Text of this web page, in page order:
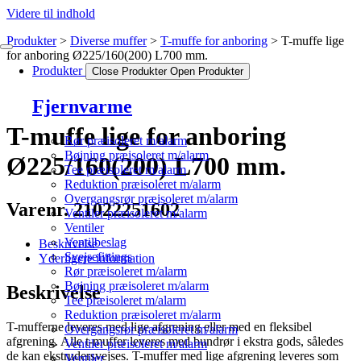
Videre til indhold
Produkter Close Produkter Open Produkter
Fjernvarme
Rør præisoleret m/alarm
Bøjning præisoleret m/alarm
Tee præisoleret m/alarm
Reduktion præisoleret m/alarm
Overgangsrør præisoleret m/alarm
Ventiler præisoleret m/alarm
Ventiler
Ventilbeslag
Svejsefittings
Rør præisoleret m/alarm
Bøjning præisoleret m/alarm
Tee præisoleret m/alarm
Reduktion præisoleret m/alarm
Overgangsrør præisoleret m/alarm
Ventiler præisoleret m/alarm
Ventiler
Produkter Diverse muffer T-muffe for anboring
T-muffe lige
for anboring Ø225/160(200) L700 mm.
T-muffe lige for anboring
Ø225/160(200) L700 mm.
Varenr. 21022251602
Beskrivelse
Yderligere information
Beskrivelse
T-mufferne leveres med lige afgrening eller med en fleksibel
afgrening. Alle t-muffer leveres med bundrør i ekstra gods, således
de kan ekstrudersvejses. T-muffer med lige afgrening leveres som